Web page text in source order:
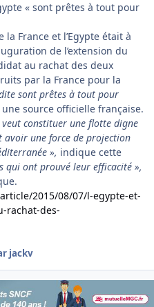
« sont prêtes à tout pour
France et l’Egypte était à
de l’extension du
au rachat des deux
par la France pour la
sont prêtes à tout pour
une source officielle française.
veut constituer une flotte digne
avoir une force de projection
», indique cette
qui ont prouvé leur efficacité »,
2015/08/07/l-egypte-et-
rachat-des-
jackv